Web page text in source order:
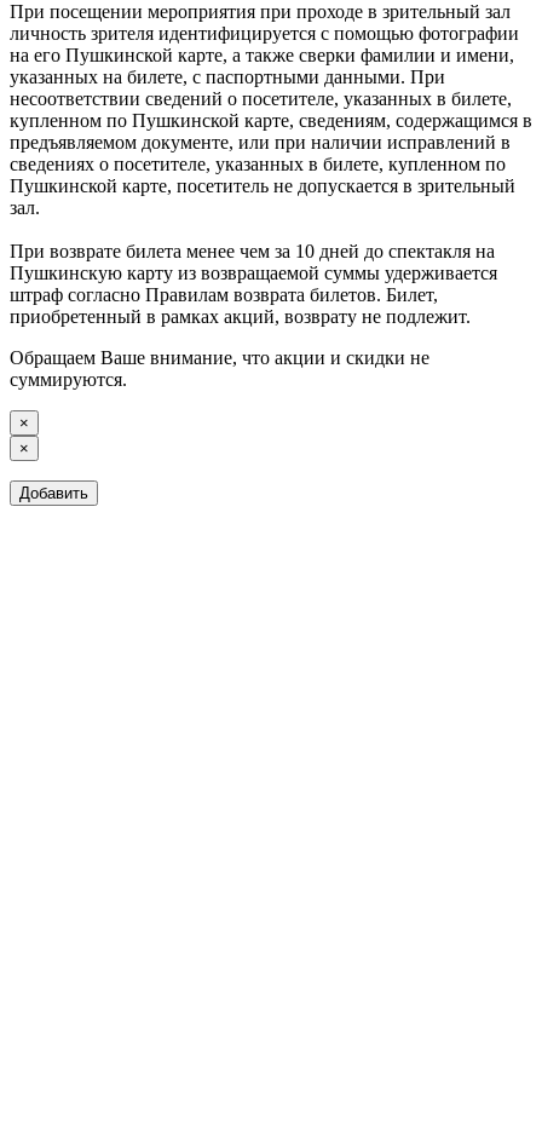
При посещении мероприятия при проходе в зрительный зал
личность зрителя идентифицируется с помощью фотографии
на его Пушкинской карте, а также сверки фамилии и имени,
указанных на билете, с паспортными данными. При
несоответствии сведений о посетителе, указанных в билете,
купленном по Пушкинской карте, сведениям, содержащимся в
предъявляемом документе, или при наличии исправлений в
сведениях о посетителе, указанных в билете, купленном по
Пушкинской карте, посетитель не допускается в зрительный
зал.
При возврате билета менее чем за 10 дней до спектакля на
Пушкинскую карту из возвращаемой суммы удерживается
штраф согласно Правилам возврата билетов. Билет,
приобретенный в рамках акций, возврату не подлежит.
Обращаем Ваше внимание, что акции и скидки не
суммируются.
×
×
Добавить